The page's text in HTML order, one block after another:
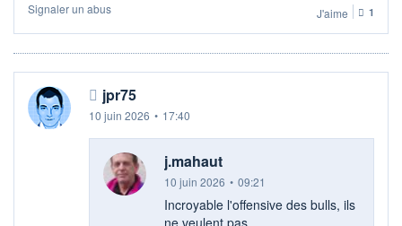
Signaler un abus J'aime 1
jpr75
10 juin 2026 • 17:40
j.mahaut
10 juin 2026 • 09:21
Incroyable l'offensive des bulls, ils
ne veulent pas